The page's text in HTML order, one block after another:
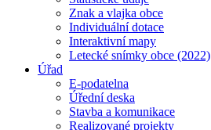
Znak a vlajka obce
Individuální dotace
Interaktivní mapy
Letecké snímky obce (2022)
Úřad
E-podatelna
Úřední deska
Stavba a komunikace
Realizované projekty